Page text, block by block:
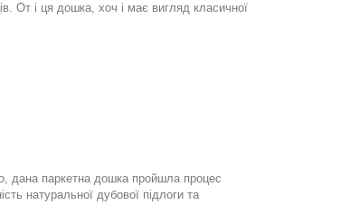
От і ця дошка, хоч і має вигляд класичної
дана паркетна дошка пройшла процес
натуральної дубової підлоги та